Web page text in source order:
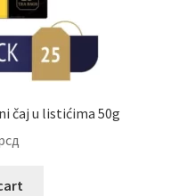
čaj u listićima 50g